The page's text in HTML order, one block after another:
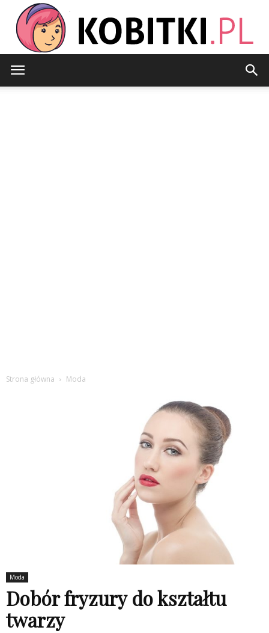
Strona główna Moda
Moda
Dobór fryzury do kształtu
twarzy